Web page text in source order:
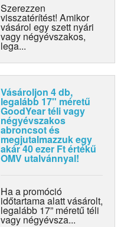
Szerezzen
visszatérítést! Amikor
vásárol egy szett nyári
vagy négyévszakos,
lega...
Vásároljon 4 db,
legalább 17" méretű
GoodYear téli vagy
négyévszakos
abroncsot és
megjutalmazzuk egy
akár 40 ezer Ft értékű
OMV utalvánnyal!
Ha a promóció
időtartama alatt vásárolt,
legalább 17” méretű téli
vagy négyévsza...